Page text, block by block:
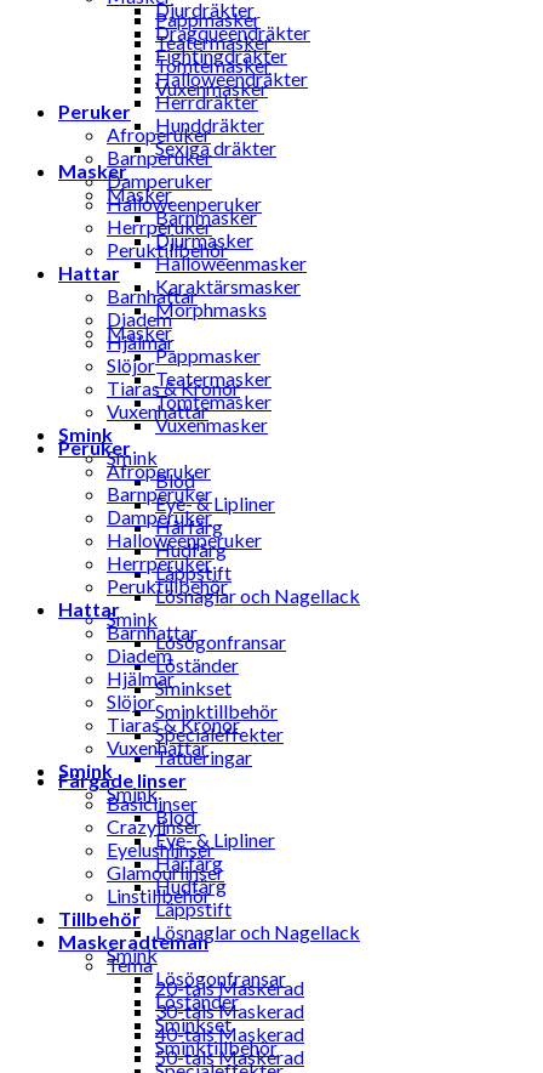
Pappmasker
Teatermasker
Tomtemasker
Vuxenmasker
Peruker
Afroperuker
Barnperuker
Damperuker
Halloweenperuker
Herrperuker
Peruktillbehör
Hattar
Barnhattar
Diadem
Hjälmar
Slöjor
Tiaras & Kronor
Vuxenhattar
Smink
Smink
Blod
Eye- & Lipliner
Hårfärg
Hudfärg
Läppstift
Lösnaglar och Nagellack
Smink
Lösögonfransar
Löständer
Sminkset
Sminktillbehör
Specialeffekter
Tatueringar
Färgade linser
Basiclinser
Crazylinser
Eyelushlinser
Glamourlinser
Linstillbehör
Tillbehör
Maskeradteman
Tema
20-tals Maskerad
30-tals Maskerad
40-tals Maskerad
50-tals Maskerad
Djurdräkter
Dragqueendräkter
Fightingdräkter
Halloweendräkter
Herrdräkter
Hunddräkter
Sexiga dräkter
Masker
Masker
Barnmasker
Djurmasker
Halloweenmasker
Karaktärsmasker
Morphmasks
Masker
Pappmasker
Teatermasker
Tomtemasker
Vuxenmasker
Peruker
Afroperuker
Barnperuker
Damperuker
Halloweenperuker
Herrperuker
Peruktillbehör
Hattar
Barnhattar
Diadem
Hjälmar
Slöjor
Tiaras & Kronor
Vuxenhattar
Smink
Smink
Blod
Eye- & Lipliner
Hårfärg
Hudfärg
Läppstift
Lösnaglar och Nagellack
Smink
Lösögonfransar
Löständer
Sminkset
Sminktillbehör